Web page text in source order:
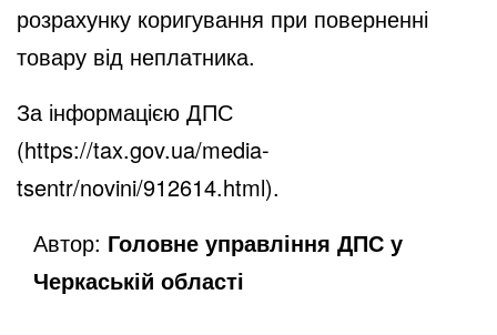
розрахунку коригування при поверненні
товару від неплатника.
За інформацією ДПС
(https://tax.gov.ua/media-
tsentr/novini/912614.html).
Автор: Головне управління ДПС у
Черкаській області